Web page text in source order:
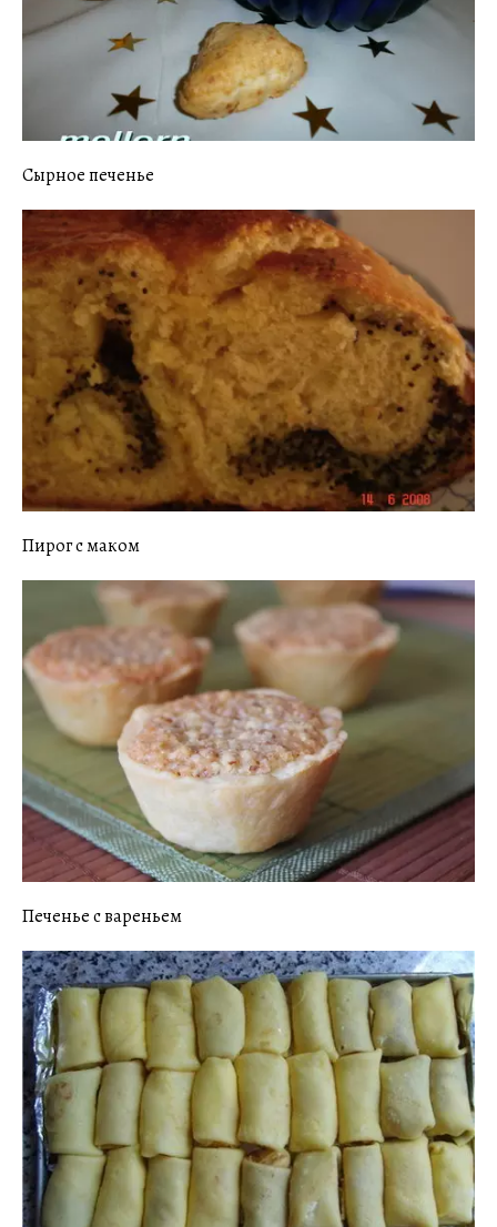
Сырное печенье
Пирог с маком
Печенье с вареньем